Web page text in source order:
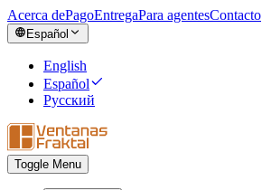
Acerca dePagoEntregaPara agentesContacto
Español
English
Español
Русский
Toggle Menu